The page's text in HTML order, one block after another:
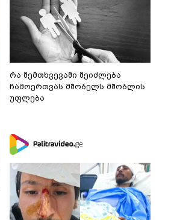
რა შემთხვევაში შეიძლება
ჩამოერთვას მშობელს მშობლის
უფლება